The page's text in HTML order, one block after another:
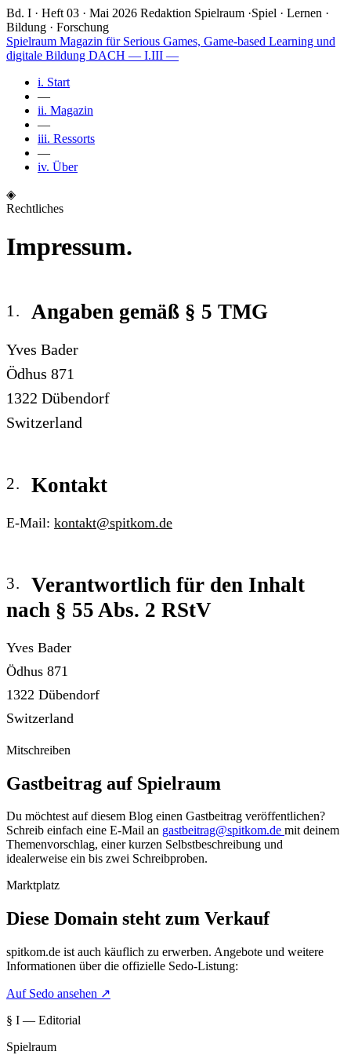
Bd. I · Heft 03 · Mai 2026 Redaktion Spielraum ·Spiel · Lernen ·
Bildung · Forschung
Spielraum Magazin für Serious Games, Game-based Learning und
digitale Bildung DACH — I.III —
i. Start
—
ii. Magazin
—
iii. Ressorts
—
iv. Über
◈
Rechtliches
Impressum.
Angaben gemäß § 5 TMG
Yves Bader
Ödhus 871
1322 Dübendorf
Switzerland
Kontakt
E-Mail: kontakt@spitkom.de
Verantwortlich für den Inhalt
nach § 55 Abs. 2 RStV
Yves Bader
Ödhus 871
1322 Dübendorf
Switzerland
Mitschreiben
Gastbeitrag auf Spielraum
Du möchtest auf diesem Blog einen Gastbeitrag veröffentlichen?
Schreib einfach eine E-Mail an gastbeitrag@spitkom.de mit deinem
Themenvorschlag, einer kurzen Selbstbeschreibung und
idealerweise ein bis zwei Schreibproben.
Marktplatz
Diese Domain steht zum Verkauf
spitkom.de ist auch käuflich zu erwerben. Angebote und weitere
Informationen über die offizielle Sedo-Listung:
Auf Sedo ansehen ↗
§ I — Editorial
Spielraum